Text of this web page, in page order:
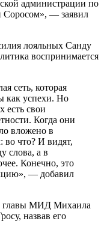
администрации по
Соросом», — заявил
лояльных Санду
воспринимается
сеть, которая
как успехи. Но
есть свои
Когда они
вложено в
во что? И видят,
слова, а в
Конечно, это
— добавил
главы МИД Михаила
назвав его